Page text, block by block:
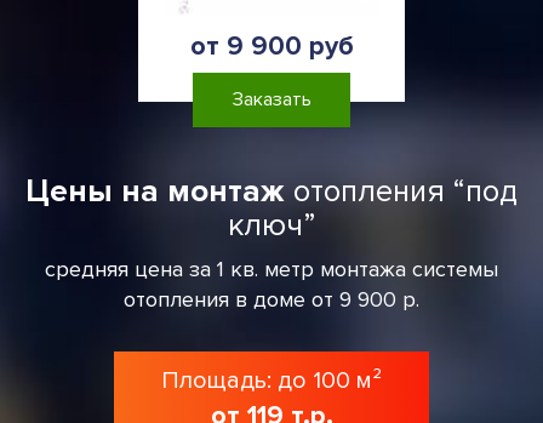
от 9 900 руб
Заказать
Цены на монтаж отопления “под
ключ”
средняя цена за 1 кв. метр монтажа системы
отопления в доме от 9 900 р.
Площадь: до 100 м²
от 119 т.р.